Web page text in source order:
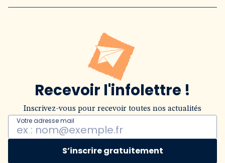
Recevoir l'infolettre !
Inscrivez-vous pour recevoir toutes nos actualités
Votre adresse mail
S’inscrire gratuitement